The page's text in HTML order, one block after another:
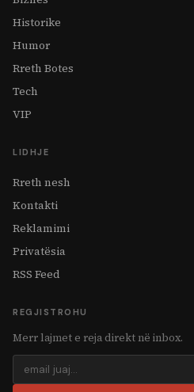
Historike
Humor
Rreth Botes
Tech
VIP
LIDHJE
Rreth nesh
Kontakti
Reklamimi
Privatësia
RSS Feed
REGJISTROHU
Merr lajmet e reja direkt në inbox.